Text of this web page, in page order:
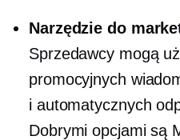
Narzędzie do
Sprzedawcy mogą
promocyjnych
i automatycznych
Dobrymi opcjami są